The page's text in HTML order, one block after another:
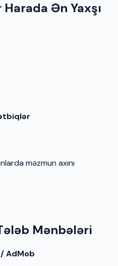
Ən Yaxşı
məzmun axını
Mənbələri
AdMob